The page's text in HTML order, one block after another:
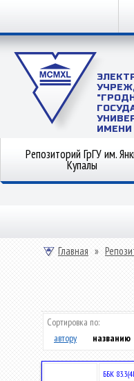
Репозиторий ГрГУ им.
Купалы
Главная »
Сортировка по:
автору
названию
ББК